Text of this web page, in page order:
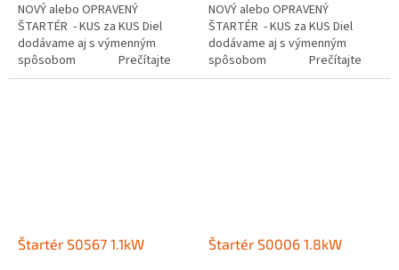
NOVÝ alebo OPRAVENÝ
ŠTARTÉR - KUS za KUS Diel
dodávame aj s výmenným
spôsobom Prečítajte
si ako funguje...
NOVÝ alebo OPRAVENÝ
ŠTARTÉR - KUS za KUS Diel
dodávame aj s výmenným
spôsobom Prečítajte
si ako funguje...
Štartér S0567 1.1kW Štartér S0006 1.8kW